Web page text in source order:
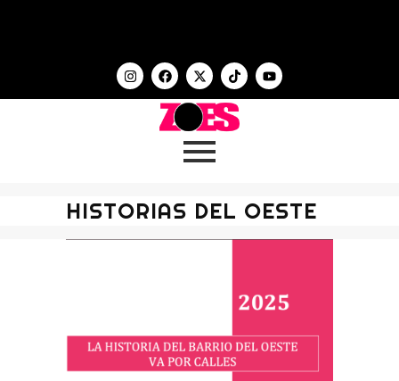
HISTORIAS DEL OESTE